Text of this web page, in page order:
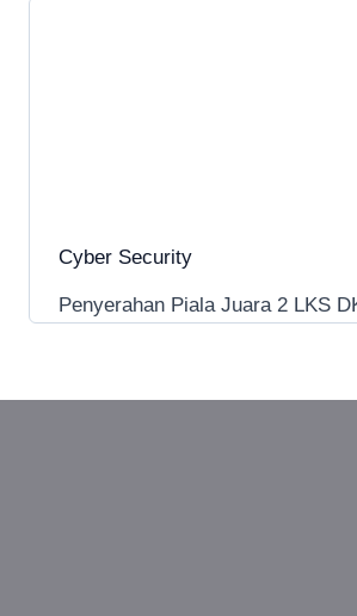
Cyber Security
Penyerahan Piala Juara 2 LKS